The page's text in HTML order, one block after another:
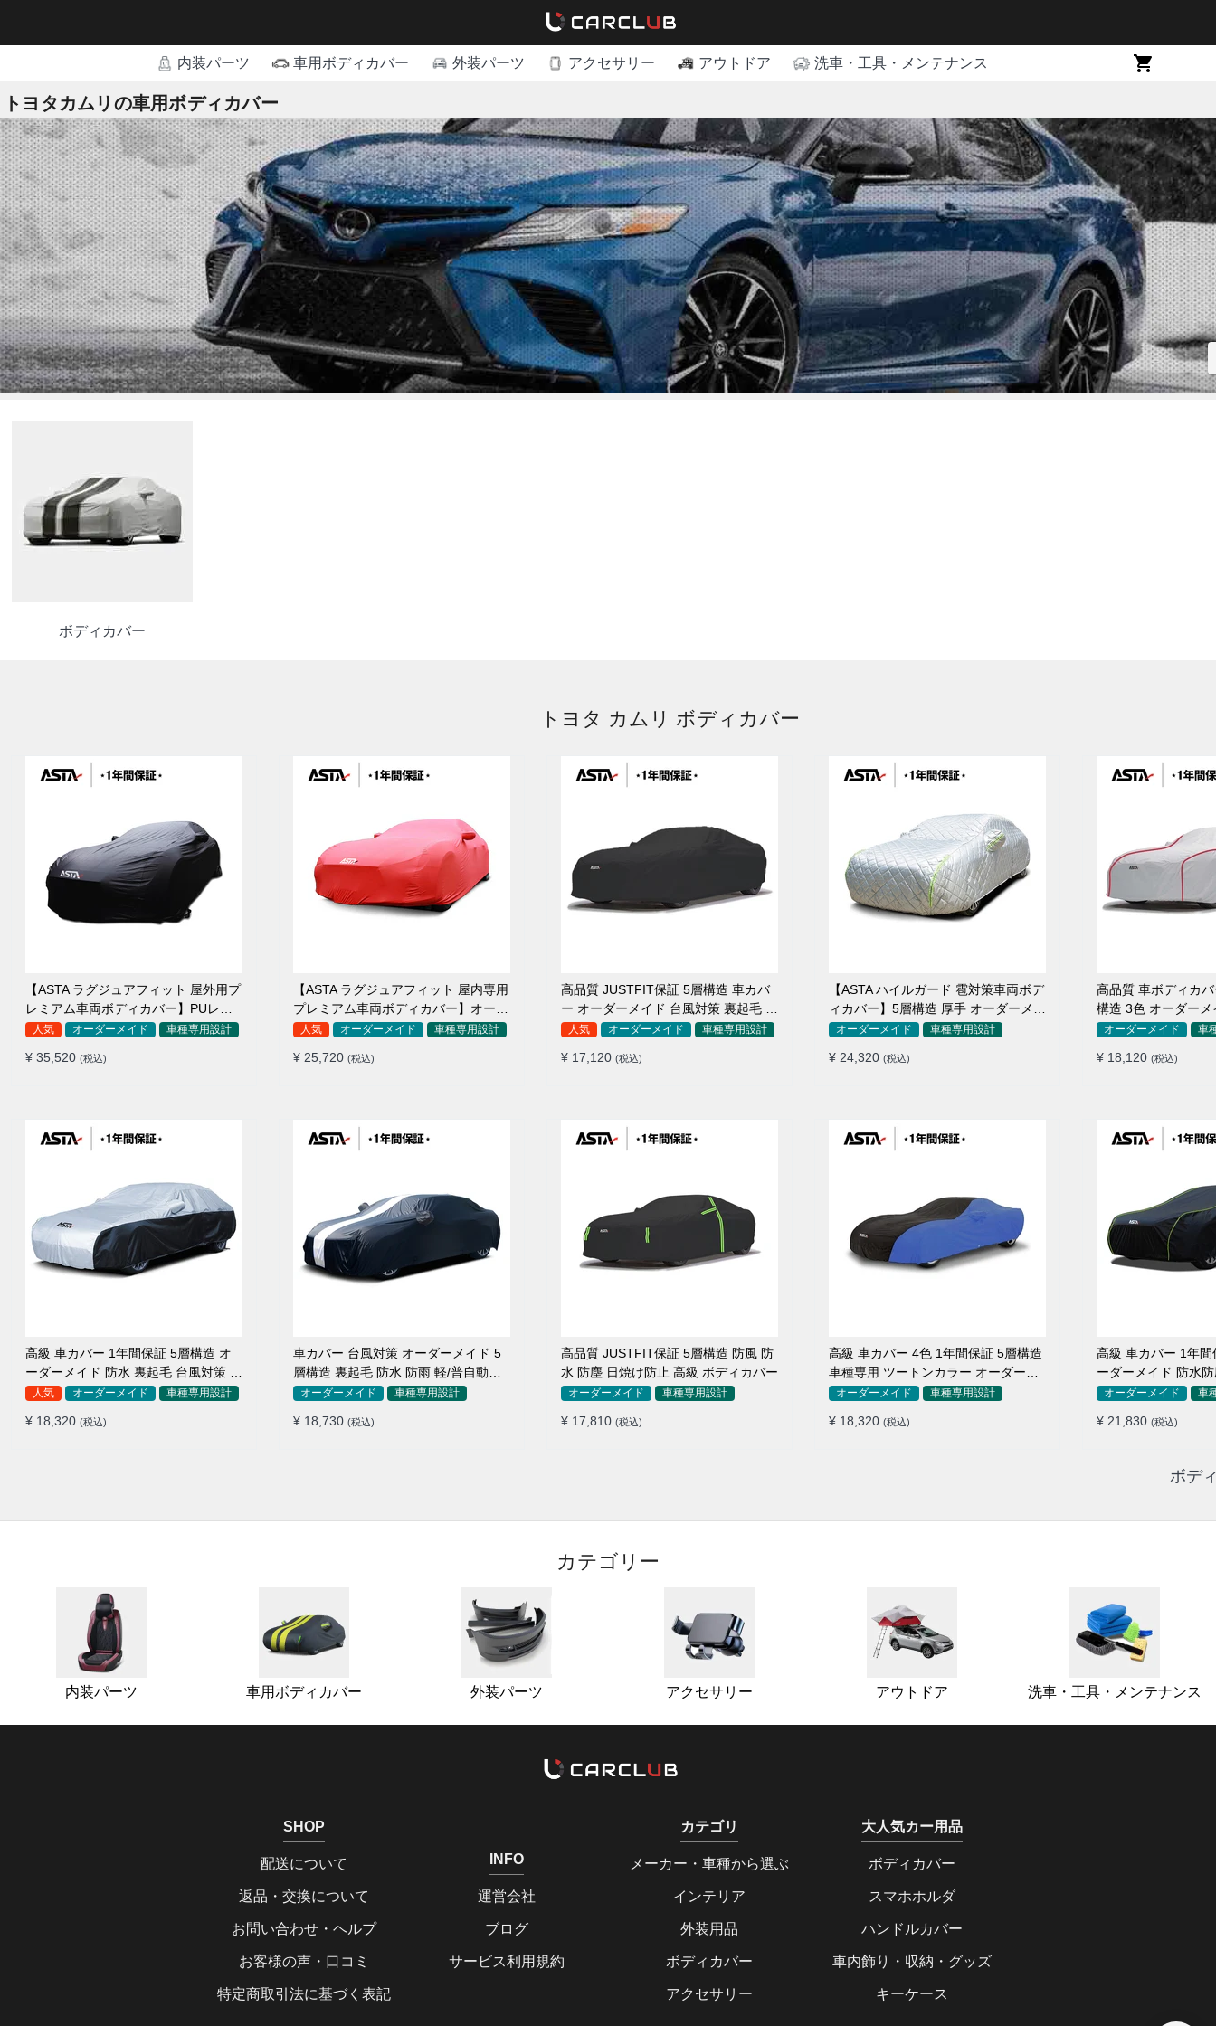
内装パーツ 車用ボディカバー 外装パーツ アクセサリー アウトドア 洗車・工具・メンテナンス
トヨタカムリの車用ボディカバー
ボディカバー
トヨタ カムリ ボディカバー
【ASTA ラグジュアフィット 屋外用プ
レミアム車両ボディカバー】PUレザ
ー製 オーダーメイド 高級感 裏起毛車
人気 オーダーメイド 車種専用設計
¥ 35,520 (税込)
【ASTA ラグジュアフィット 屋内専用
プレミアム車両ボディカバー】オーダ
ーメイド 最高級生地 柔かい 裏起毛車
人気 オーダーメイド 車種専用設計
¥ 25,720 (税込)
高品質 JUSTFIT保証 5層構造 車カバ
ー オーダーメイド 台風対策 裏起毛 防
水 耐久性 傷保護
人気 オーダーメイド 車種専用設計
¥ 17,120 (税込)
【ASTA ハイルガード 雹対策車両ボデ
ィカバー】5層構造 厚手 オーダーメイ
ド 凍結防止 防雪防風 極厚 防風ロープ
オーダーメイド 車種専用設計
¥ 24,320 (税込)
高品質 車ボディカバ
構造 3色 オーダー
防水 四季
オーダーメイド 車
¥ 18,120 (税込)
高級 車カバー 1年間保証 5層構造 オ
ーダーメイド 防水 裏起毛 台風対策 黄
砂対策 車種専用
人気 オーダーメイド 車種専用設計
¥ 18,320 (税込)
車カバー 台風対策 オーダーメイド 5
層構造 裏起毛 防水 防雨 軽/普自動車
SUV対応 おすすめ
オーダーメイド 車種専用設計
¥ 18,730 (税込)
高品質 JUSTFIT保証 5層構造 防風 防
水 防塵 日焼け防止 高級 ボディカバー
オーダーメイド 車種専用設計
¥ 17,810 (税込)
高級 車カバー 4色 1年間保証 5層構造
車種専用 ツートンカラー オーダーメ
イド 防水 耐久性
オーダーメイド 車種専用設計
¥ 18,320 (税込)
高級 車カバー 1年
ーダーメイド 防水
用オーダーメイド 車
¥ 21,830 (税込)
ボデ
カテゴリー
内装パーツ 車用ボディカバー 外装パーツ アクセサリー アウトドア 洗車・工具・メンテナンス
SHOP
配送について
返品・交換について
お問い合わせ・ヘルプ
お客様の声・口コミ
特定商取引法に基づく表記
INFO
運営会社
ブログ
サービス利用規約
カテゴリ
メーカー・車種から選ぶ
インテリア
外装用品
ボディカバー
アクセサリー
大人気カー用品
ボディカバー
スマホホルダ
ハンドルカバー
車内飾り・収納・グッズ
キーケース